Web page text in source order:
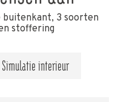
buitenkant, 3 soorten
stoffering
Simulatie interieur